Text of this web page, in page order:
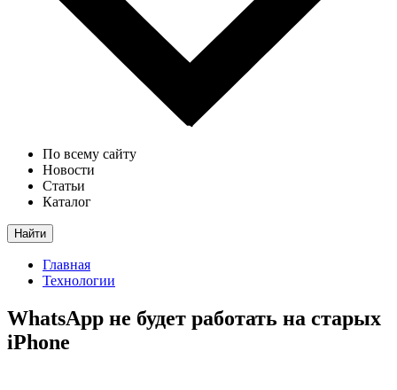
По всему сайту
Новости
Статьи
Каталог
Найти
Главная
Технологии
WhatsApp не будет работать на старых
iPhone